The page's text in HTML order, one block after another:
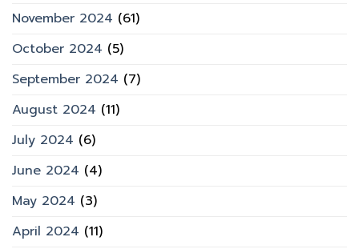
November 2024 (61)
October 2024 (5)
September 2024 (7)
August 2024 (11)
July 2024 (6)
June 2024 (4)
May 2024 (3)
April 2024 (11)